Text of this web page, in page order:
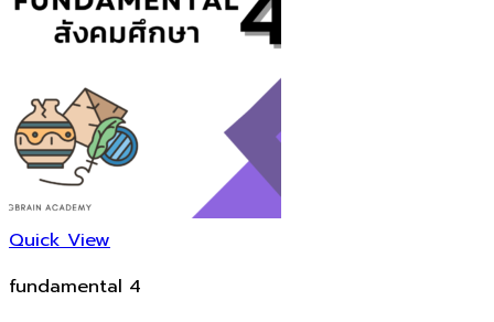
Quick View
fundamental 4